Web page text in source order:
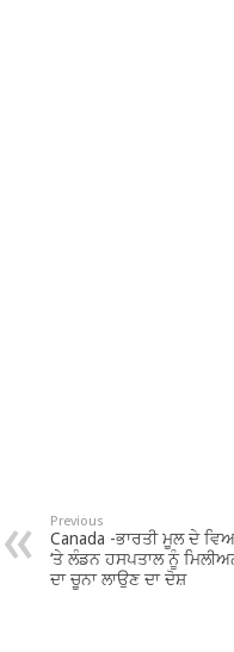
Previous
Canada -ਭਾਰਤੀ ਮੂਲ ਦੇ
‘ਤੇ ਲੰਡਨ ਹਸਪਤਾਲ ਨੂੰ
ਦਾ ਚੂਨਾ ਲਾਉਣ ਦਾ ਦੋਸ਼